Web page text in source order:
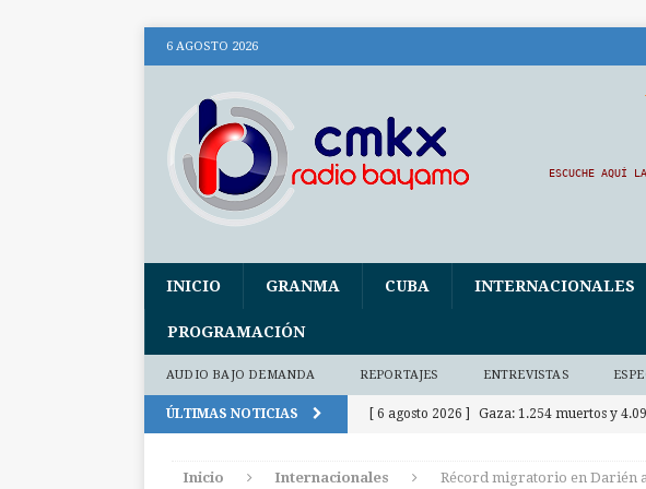
6 AGOSTO 2026
ESCUCHE AQUÍ
INICIO GRANMA CUBA INTERNACIONALES
PROGRAMACIÓN
AUDIO BAJO DEMANDA REPORTAJES ENTREVISTAS
ÚLTIMAS NOTICIAS [ 6 agosto 2026 ] Gaza: 1.254 muertos y
Inicio Internacionales
Récord migratorio en Darién